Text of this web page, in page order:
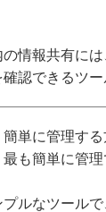
の情報共有に
認できるツー
簡単に管理する
も簡単に管理
ルなツール